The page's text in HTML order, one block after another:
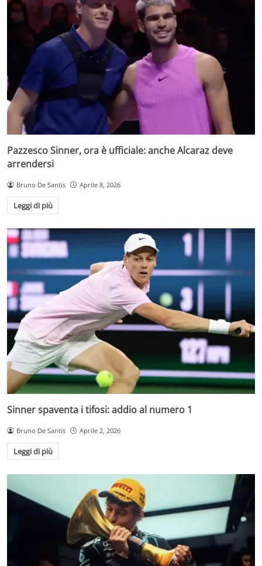
Pazzesco Sinner, ora è ufficiale: anche Alcaraz deve
arrendersi
Bruno De Santis Aprile 8, 2026
Leggi di più
Sinner spaventa i tifosi: addio al numero 1
Bruno De Santis Aprile 2, 2026
Leggi di più